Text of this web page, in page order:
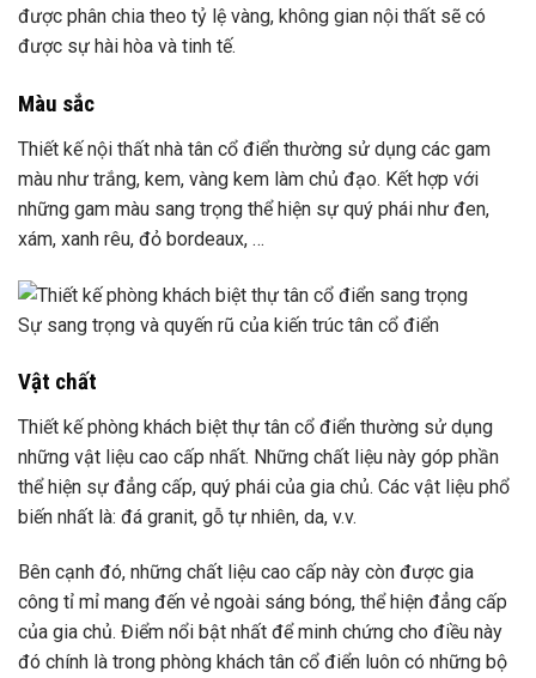
được phân chia theo tỷ lệ vàng, không gian nội thất sẽ có
được sự hài hòa và tinh tế.
Màu sắc
Thiết kế nội thất nhà tân cổ điển thường sử dụng các gam
màu như trắng, kem, vàng kem làm chủ đạo. Kết hợp với
những gam màu sang trọng thể hiện sự quý phái như đen,
xám, xanh rêu, đỏ bordeaux, …
Sự sang trọng và quyến rũ của kiến ​​trúc tân cổ điển
Vật chất
Thiết kế phòng khách biệt thự tân cổ điển thường sử dụng
những vật liệu cao cấp nhất. Những chất liệu này góp phần
thể hiện sự đẳng cấp, quý phái của gia chủ. Các vật liệu phổ
biến nhất là: đá granit, gỗ tự nhiên, da, v.v.
Bên cạnh đó, những chất liệu cao cấp này còn được gia
công tỉ mỉ mang đến vẻ ngoài sáng bóng, thể hiện đẳng cấp
của gia chủ. Điểm nổi bật nhất để minh chứng cho điều này
đó chính là trong phòng khách tân cổ điển luôn có những bộ